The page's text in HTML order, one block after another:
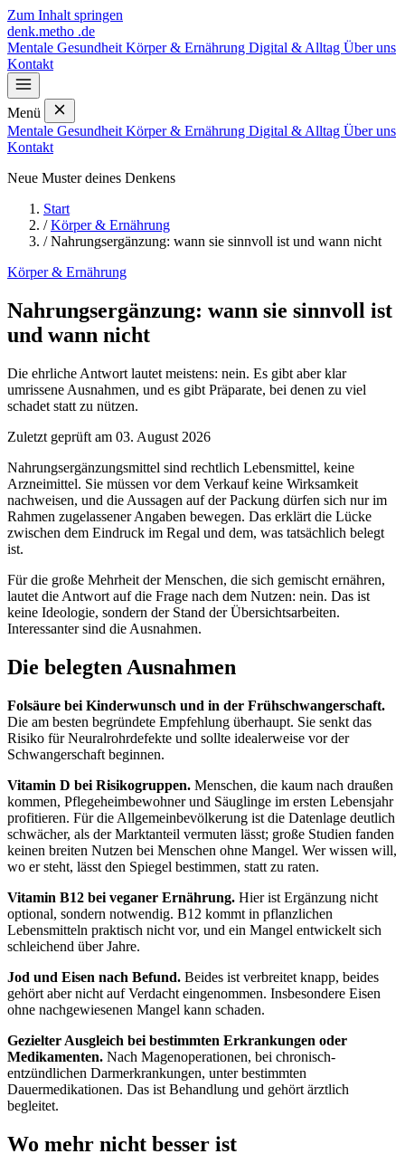
Zum Inhalt springen
denk.metho .de
Mentale Gesundheit Körper & Ernährung Digital & Alltag Über uns
Kontakt
Menü
Mentale Gesundheit Körper & Ernährung Digital & Alltag Über uns
Kontakt
Neue Muster deines Denkens
Start
/ Körper & Ernährung
/ Nahrungsergänzung: wann sie sinnvoll ist und wann nicht
Körper & Ernährung
Nahrungsergänzung: wann sie sinnvoll ist
und wann nicht
Die ehrliche Antwort lautet meistens: nein. Es gibt aber klar
umrissene Ausnahmen, und es gibt Präparate, bei denen zu viel
schadet statt zu nützen.
Zuletzt geprüft am 03. August 2026
Nahrungsergänzungsmittel sind rechtlich Lebensmittel, keine
Arzneimittel. Sie müssen vor dem Verkauf keine Wirksamkeit
nachweisen, und die Aussagen auf der Packung dürfen sich nur im
Rahmen zugelassener Angaben bewegen. Das erklärt die Lücke
zwischen dem Eindruck im Regal und dem, was tatsächlich belegt
ist.
Für die große Mehrheit der Menschen, die sich gemischt ernähren,
lautet die Antwort auf die Frage nach dem Nutzen: nein. Das ist
keine Ideologie, sondern der Stand der Übersichtsarbeiten.
Interessanter sind die Ausnahmen.
Die belegten Ausnahmen
Folsäure bei Kinderwunsch und in der Frühschwangerschaft.
Die am besten begründete Empfehlung überhaupt. Sie senkt das
Risiko für Neuralrohrdefekte und sollte idealerweise vor der
Schwangerschaft beginnen.
Vitamin D bei Risikogruppen. Menschen, die kaum nach draußen
kommen, Pflegeheimbewohner und Säuglinge im ersten Lebensjahr
profitieren. Für die Allgemeinbevölkerung ist die Datenlage deutlich
schwächer, als der Marktanteil vermuten lässt; große Studien fanden
keinen breiten Nutzen bei Menschen ohne Mangel. Wer wissen will,
wo er steht, lässt den Spiegel bestimmen, statt zu raten.
Vitamin B12 bei veganer Ernährung. Hier ist Ergänzung nicht
optional, sondern notwendig. B12 kommt in pflanzlichen
Lebensmitteln praktisch nicht vor, und ein Mangel entwickelt sich
schleichend über Jahre.
Jod und Eisen nach Befund. Beides ist verbreitet knapp, beides
gehört aber nicht auf Verdacht eingenommen. Insbesondere Eisen
ohne nachgewiesenen Mangel kann schaden.
Gezielter Ausgleich bei bestimmten Erkrankungen oder
Medikamenten. Nach Magenoperationen, bei chronisch-
entzündlichen Darmerkrankungen, unter bestimmten
Dauermedikationen. Das ist Behandlung und gehört ärztlich
begleitet.
Wo mehr nicht besser ist